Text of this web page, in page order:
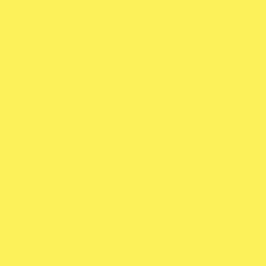
ଜିଲ୍ଳାପାଳଙ୍କ ଚିଠି ଅନୁଯାୟୀ ଆଜି ଏହି ଅନାସ୍ତା ପ୍ରସ୍ତାବରେ ବିଜେପିର ୧୬ ଓ
ଭୋଟ ଦେଇଥିଲେ । ମାତ୍ର ବିଜେଡ଼ି ଦଳର ୩ଜଣ କାଉନସିଲର ସରକାରଙ୍କ
ଅଣାଯାଇଥିବା ଉପନଗରପାଳ ନିଜେ ବିଜେପିକୁ ଭୋଟ ଦେଇଥିବାରୁ ଏହା ଏକ
୬ନଂ- ଜିତେନ୍ଦ୍ର ଭୂତିଆ, ୮ନଂ- ସନ୍ତୋଷ ବେହେରା, ୯ନଂ- ମମତା ରାଉତ,
୧୫ନଂ- ସରିତାପାଳ, ୧୬ନଂ- ସ୍ୱାଧିନ ଥମ୍ବ, ୧୮ନଂ- ଲୀନା ସାହୁ, ୨୦ନଂ-
ଶୁଭଶ୍ରୀ ଶୁସ୍ମିତା ପ୍ରଧାନ, ୧୩ନଂ- ରୂପଶ୍ରୀ ସ୍ୱାଇଁ, ୧୭ ନଂ- ଅମ୍ବିକା
। ତେବେ ଏସମ୍ପର୍କରେ ନଗରପାଳ ପବିତ୍ର ଭୂତିଆ ପୂର୍ବରୁ ବିଜେଡ଼ି ଛାଡ଼ି
ପାଥେୟକରି ତାଳଚେର ବିକାଶକୁ ତ୍ୱରାନ୍ୱିତ କରିବାନେଇ କାଉନସିଲରମାନଙ୍କୁ
ତାଳଚେର ବ୍ଲକ ଚେୟାରମ୍ୟାନ ବିଜେଡ଼ି ଦଳର ହୋଇଥିବା ବେଳେ ବିଜେଡ଼ିର ଦୁର୍ଗ
ବୃଦ୍ଧି ପାଇଛି ।